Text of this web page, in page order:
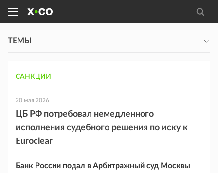
ТЕМЫ
САНКЦИИ
20 мая 2026
ЦБ РФ потребовал немедленного
исполнения судебного решения по иску к
Euroclear
Банк России подал в Арбитражный суд Москвы